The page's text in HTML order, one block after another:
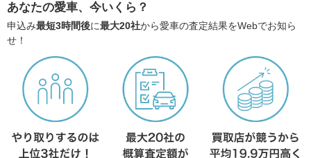
あなたの愛車、今いくら？
申込み最短3時間後に最大20社から愛車の査定結果をWebでお知ら
せ！